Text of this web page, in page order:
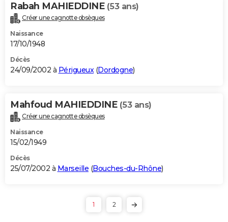
Rabah MAHIEDDINE (53 ans)
Créer une cagnotte obsèques
Naissance
17/10/1948
Décès
24/09/2002 à Périgueux(Dordogne)
Mahfoud MAHIEDDINE (53 ans)
Créer une cagnotte obsèques
Naissance
15/02/1949
Décès
25/07/2002 à Marseille (Bouches-du-Rhône)
1 2